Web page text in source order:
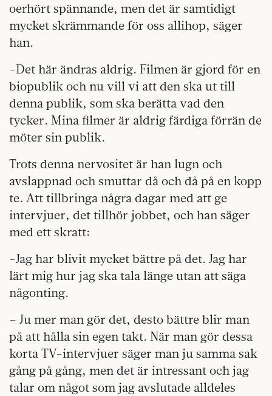
oerhört spännande, men det är samtidigt
mycket skrämmande för oss allihop, säger
han.
-Det här ändras aldrig. Filmen är gjord för en
biopublik och nu vill vi att den ska ut till
denna publik, som ska berätta vad den
tycker. Mina filmer är aldrig färdiga förrän de
möter sin publik.
Trots denna nervositet är han lugn och
avslappnad och smuttar då och då på en kopp
te. Att tillbringa några dagar med att ge
intervjuer, det tillhör jobbet, och han säger
med ett skratt:
-Jag har blivit mycket bättre på det. Jag har
lärt mig hur jag ska tala länge utan att säga
någonting.
– Ju mer man gör det, desto bättre blir man
på att hålla sin egen takt. När man gör dessa
korta TV-intervjuer säger man ju samma sak
gång på gång, men det är intressant och jag
talar om något som jag avslutade alldeles